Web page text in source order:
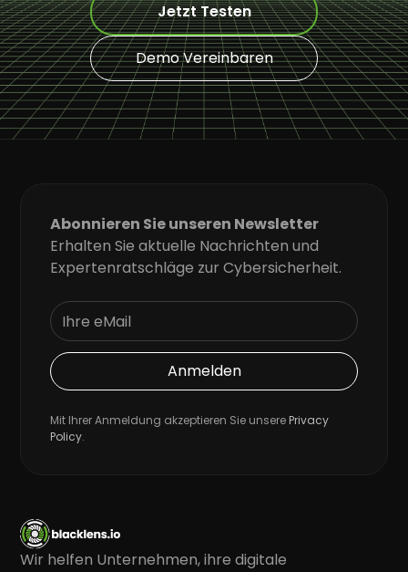
Jetzt Testen
Demo Vereinbaren
Abonnieren Sie unseren Newsletter
Erhalten Sie aktuelle Nachrichten und
Expertenratschläge zur Cybersicherheit.
Mit Ihrer Anmeldung akzeptieren Sie unserePrivacy
Policy.
Wir helfen Unternehmen, ihre digitale